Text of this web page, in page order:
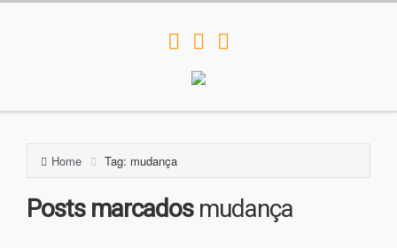
Home Tag: mudança
Posts marcados mudança